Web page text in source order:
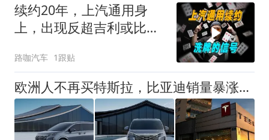
续约20年，上汽通用身
上，出现反超吉利或比亚
路咖汽车 1跟贴
欧洲人不再买特斯拉，比亚迪销量暴涨，马斯克为何输掉欧洲市场？